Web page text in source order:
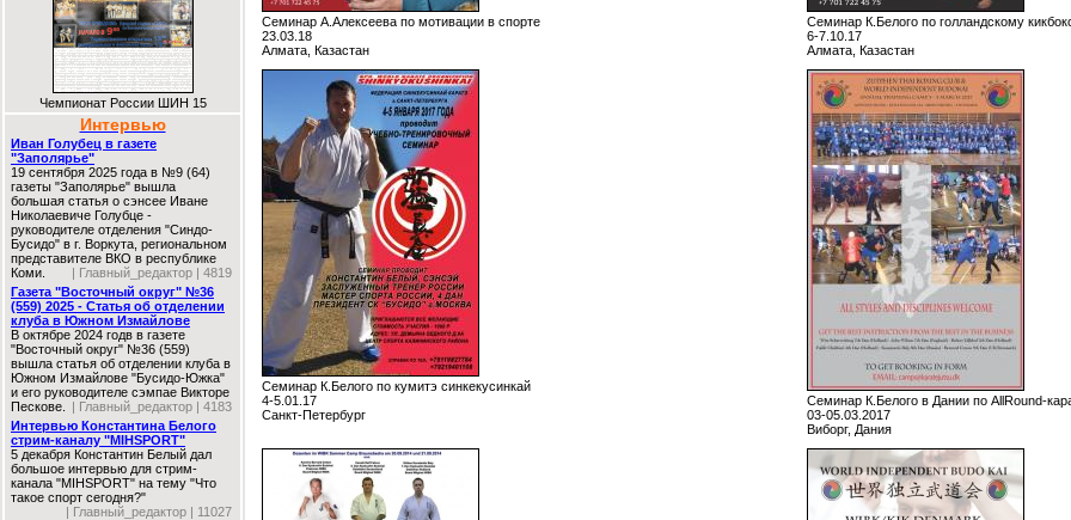
Чемпионат России ШИН 15
Интервью
Иван Голубец в газете
"Заполярье"
19 сентября 2025 года в №9 (64)
газеты "Заполярье" вышла
большая статья о сэнсее Иване
Николаевиче Голубце -
руководителе отделения "Синдо-
Бусидо" в г. Воркута, региональном
представителе ВКО в республике
Коми.
| Главный_редактор | 4819
Газета "Восточный округ" №36
(559) 2025 - Статья об отделении
клуба в Южном Измайлове
В октябре 2024 годв в газете
"Восточный округ" №36 (559)
вышла статья об отделении клуба в
Южном Измайлове "Бусидо-Южка"
и его руководителе сэмпае Викторе
Пескове.
| Главный_редактор | 4183
Интервью Константина Белого
стрим-каналу "MIHSPORT"
5 декабря Константин Белый дал
большое интервью для стрим-
канала "MIHSPORT" на тему "Что
такое спорт сегодня?"
| Главный_редактор | 11027
Семинар А.Алексеева по мотивации в спорте
23.03.18
Алмата, Казастан
Семинар К.Белого по голландскому
6-7.10.17
Алмата, Казастан
Семинар К.Белого по кумитэ синкекусинкай
4-5.01.17
Санкт-Петербург
Семинар К.Белого в Дании по AllRound-
03-05.03.2017
Виборг, Дания